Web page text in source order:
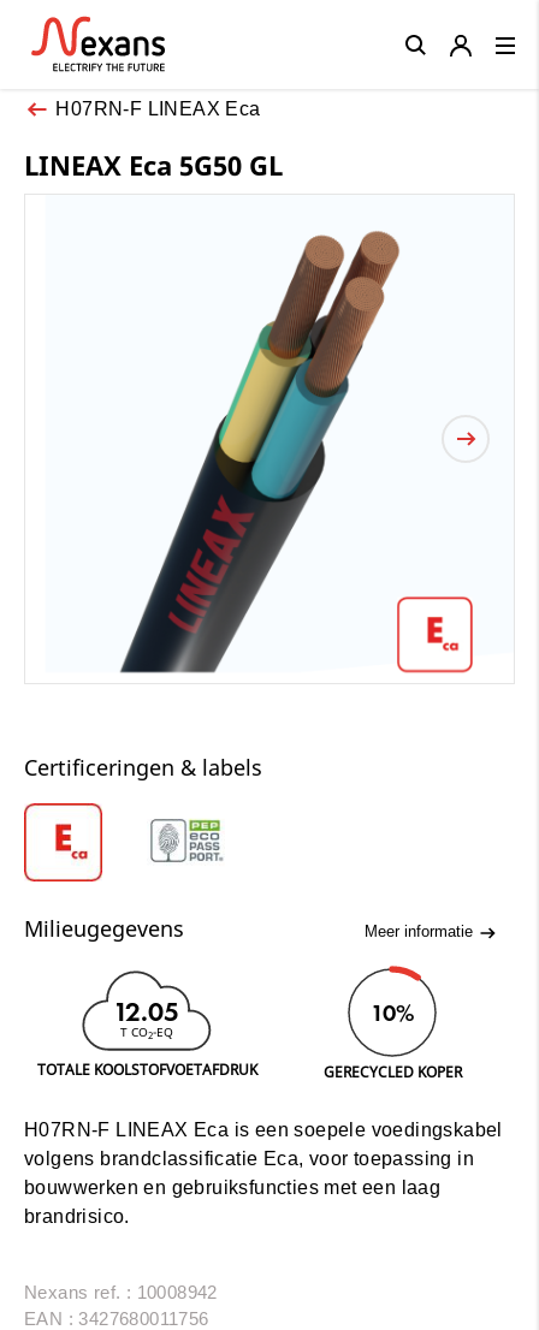
H07RN-F LINEAX Eca
LINEAX Eca 5G50 GL
Certificeringen & labels
Milieugegevens Meer informatie
12.05
T CO2-EQ
TOTALE KOOLSTOFVOETAFDRUK
10%
GERECYCLED KOPER
H07RN-F LINEAX Eca is een soepele voedingskabel
volgens brandclassificatie Eca, voor toepassing in
bouwwerken en gebruiksfuncties met een laag
brandrisico.
Nexans ref. : 10008942
EAN : 3427680011756
Close